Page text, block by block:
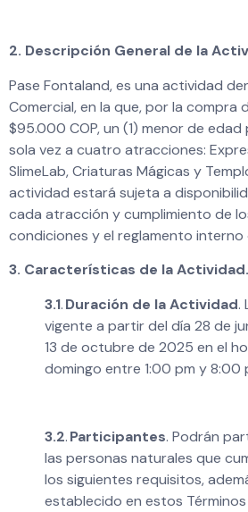
2. Descripción General de la
Pase Fontaland, es una actividad
Comercial, en la que, por la compra
$95.000 COP, un (1) menor de
sola vez a cuatro atracciones:
SlimeLab, Criaturas Mágicas y
actividad estará sujeta a
cada atracción y cumplimiento de
condiciones y el reglamento interno
3. Características de la Actividad.
3.1.Duración de la Actividad.
vigente a partir del día 28 de
13 de octubre de 2025 en el
domingo entre 1:00 pm y 8:00
3.2.Participantes. Podrán
las personas naturales que
los siguientes requisitos,
establecido en estos